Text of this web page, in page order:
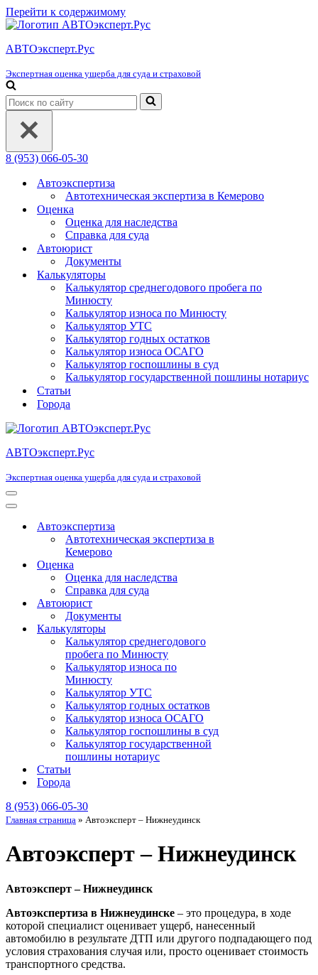
Перейти к содержимому
АВТОэксперт.Рус
Экспертная оценка ущерба для суда и страховой
Искать...
8 (953) 066-05-30
Автоэкспертиза
Автотехническая экспертиза в Кемерово
Оценка
Оценка для наследства
Справка для суда
Автоюрист
Документы
Калькуляторы
Калькулятор среднегодового пробега по
Минюсту
Калькулятор износа по Минюсту
Калькулятор УТС
Калькулятор годных остатков
Калькулятор износа ОСАГО
Калькулятор госпошлины в суд
Калькулятор государственной пошлины нотариус
Статьи
Города
АВТОэксперт.Рус
Экспертная оценка ущерба для суда и страховой
Меню
навигации
Меню
навигацииАвтоэкспертиза
Автотехническая экспертиза в
Кемерово
Оценка
Оценка для наследства
Справка для суда
Автоюрист
Документы
Калькуляторы
Калькулятор среднегодового
пробега по Минюсту
Калькулятор износа по
Минюсту
Калькулятор УТС
Калькулятор годных остатков
Калькулятор износа ОСАГО
Калькулятор госпошлины в суд
Калькулятор государственной
пошлины нотариус
Статьи
Города
8 (953) 066-05-30
Главная страница » Автоэксперт – Нижнеудинск
Автоэксперт – Нижнеудинск
Автоэксперт – Нижнеудинск
Автоэкспертиза в Нижнеудинске – это процедура, в ходе
которой специалист оценивает ущерб, нанесенный
автомобилю в результате ДТП или другого подпадающего под
условия страхования случая или, просто оценивает стоимость
транспортного средства.